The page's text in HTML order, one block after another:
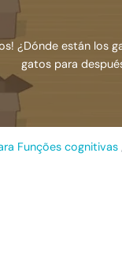
¿Dónde están los
gatos para
Funções cognitivas